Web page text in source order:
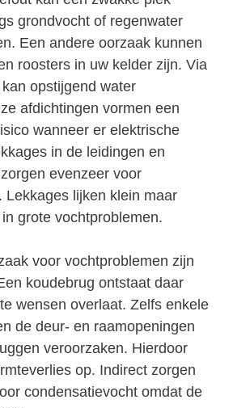
grondvocht of regenwater
Een andere oorzaak kunnen
roosters in uw kelder zijn. Via
opstijgend water
afdichtingen vormen een
wanneer er elektrische
in de leidingen en
evenzeer voor
Lekkages lijken klein maar
grote vochtproblemen.
voor vochtproblemen zijn
koudebrug ontstaat daar
wensen overlaat. Zelfs enkele
de deur- en raamopeningen
veroorzaken. Hierdoor
op. Indirect zorgen
condensatievocht omdat de